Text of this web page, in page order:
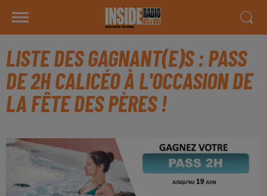
LISTE DES GAGNANT(E)S : PASS
DE 2H CALICÉO À L'OCCASION DE
LA FÊTE DES PÈRES !